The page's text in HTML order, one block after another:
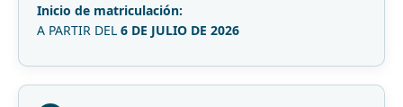
Inicio de matriculación:
A PARTIR DEL 6 DE JULIO DE 2026